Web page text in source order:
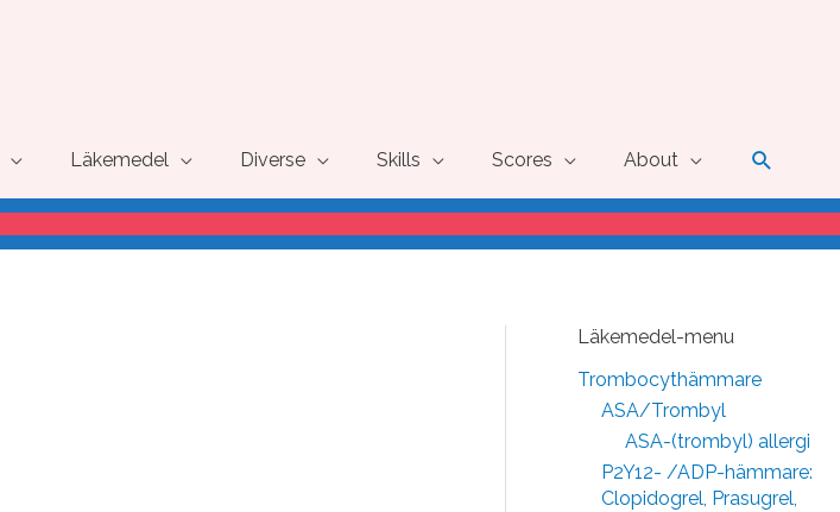
Läkemedel Diverse Skills Scores About Search
Läkemedel-menu
Trombocythämmare
ASA/Trombyl
ASA-(trombyl) allergi
P2Y12- /ADP-hämmare:
Clopidogrel, Prasugrel,